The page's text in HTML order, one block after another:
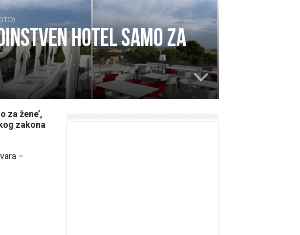
hotel samo za
za žene’,
zakona
–